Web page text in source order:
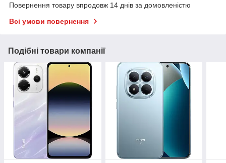
Повернення товару впродовж 14 днів за домовленістю
Всі умови повернення
Подібні товари компанії